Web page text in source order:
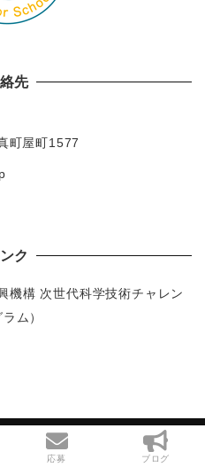
先
町屋町1577
ク
機構 次世代科学技術チャレン
ム）
ター育成塾
応募 ブログ